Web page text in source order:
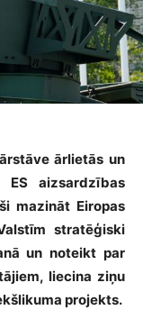
ārlietās un
aizsardzības
mazināt Eiropas
stratēģiski
un noteikt par
liecina ziņu
projekts.